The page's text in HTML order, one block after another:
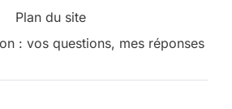
Plan du site
: vos questions, mes réponses